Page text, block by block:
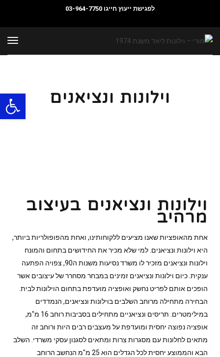
פתח
לפגישת ייעוץ חייגו 03-964-7750
וילונות ונציאנים
וילונות ונציאנים בעיצוב
מרהיב
אחת מהאופציות שאנו מציעים ללקוחותינו, ואחת מהפופולריות ביותר,
היא וילונות ונציאנים. למי שלא מכיר את החידושים בתחום והמונח
וילונות ונציאנים מזכיר לו משרד נסיעות משנות ה90, צפויה הפתעה
ענקית. כיום וילונות ונציאנים זמינים במבחר מסחרר של עיצובים אשר
הופכים אותם לפריט נחשק ואופציה מועדפת בתחום הוילונות לבית.
הבחירה מתחילה מרוחב השלבים בוילונות ונציאנים, הנמדדים
במילימטרים. תריסים ונציאניים מתחילים בסביבות רוחב 16 מ"מ,
אופציה נפוצה יחסית ומועדפת על מעצבים רבים היות ורוחב זה
מתאים לחלונות עם מסגרות צרות ומתאים לסגנון עסקי משרדי. השלב
הבא והממוצע יחסית לכל הגדלים הוא 25 מ"מ הנחשב הרוחב